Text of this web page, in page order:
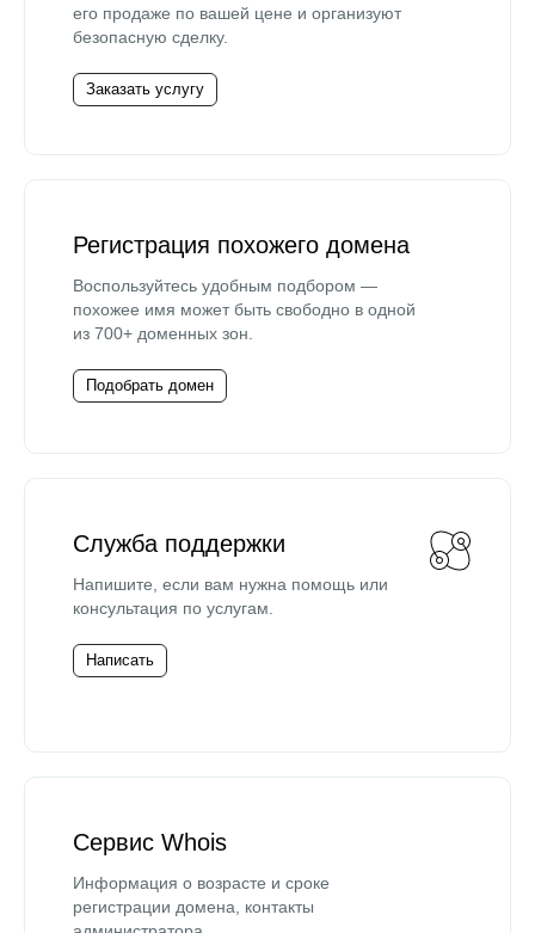
его продаже по вашей цене и организуют
безопасную сделку.
Заказать услугу
Регистрация похожего домена
Воспользуйтесь удобным подбором —
похожее имя может быть свободно в одной
из 700+ доменных зон.
Подобрать домен
Служба поддержки
Напишите, если вам нужна помощь или
консультация по услугам.
Написать
Сервис Whois
Информация о возрасте и сроке
регистрации домена, контакты